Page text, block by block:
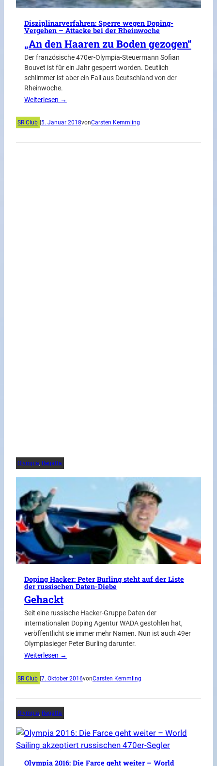
Disziplinarverfahren: Sperre wegen Doping-
Vergehen – Attacke bei der Rheinwoche
„An den Haaren zu Boden gezogen“
Der französische 470er-Olympia-Steuermann Sofian
Bouvet ist für ein Jahr gesperrt worden. Deutlich
schlimmer ist aber ein Fall aus Deutschland von der
Rheinwoche.
Weiterlesen →
SR Club 5. Januar 2018vonCarsten Kemmling
Olympia, Regatta
Doping Hacker: Peter Burling steht auf der Liste
der russischen Daten-Diebe
Gehackt
Seit eine russische Hacker-Gruppe Daten der
internationalen Doping Agentur WADA gestohlen hat,
veröffentlicht sie immer mehr Namen. Nun ist auch 49er
Olympiasieger Peter Burling darunter.
Weiterlesen →
SR Club |7. Oktober 2016vonCarsten Kemmling
Olympia, Regatta
Olympia 2016: Die Farce geht weiter – World